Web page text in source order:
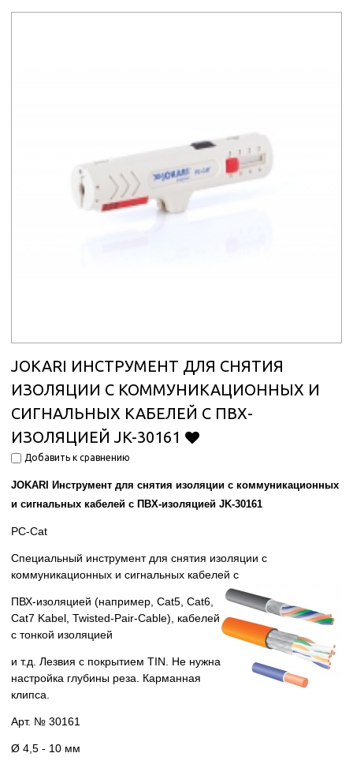
JOKARI ИНСТРУМЕНТ ДЛЯ СНЯТИЯ
ИЗОЛЯЦИИ С КОММУНИКАЦИОННЫХ И
СИГНАЛЬНЫХ КАБЕЛЕЙ С ПВХ-
ИЗОЛЯЦИЕЙ JK-30161
Добавить к сравнению
JOKARI Инструмент для снятия изоляции с коммуникационных
и сигнальных кабелей с ПВХ-изоляцией JK-30161
PC-Cat
Специальный инструмент для снятия изоляции с
коммуникационных и сигнальных кабелей с
ПВХ-изоляцией (например, Cat5, Cat6,
Cat7 Kabel, Twisted-Pair-Сable), кабелей
с тонкой изоляцией
и т.д. Лезвия с покрытием TIN. Не нужна
настройка глубины реза. Карманная
клипса.
Арт. № 30161
Ø 4,5 - 10 мм